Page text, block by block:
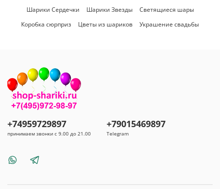
Шарики Сердечки
Шарики Звезды
Светящиеся шары
Коробка сюрприз
Цветы из шариков Украшение свадьбы
+74959729897
принимаем звонки с 9.00 до 21.00
+79015469897
Telegram